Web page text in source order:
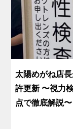
太陽めがね店
許更新 〜視力
点で徹底解説〜